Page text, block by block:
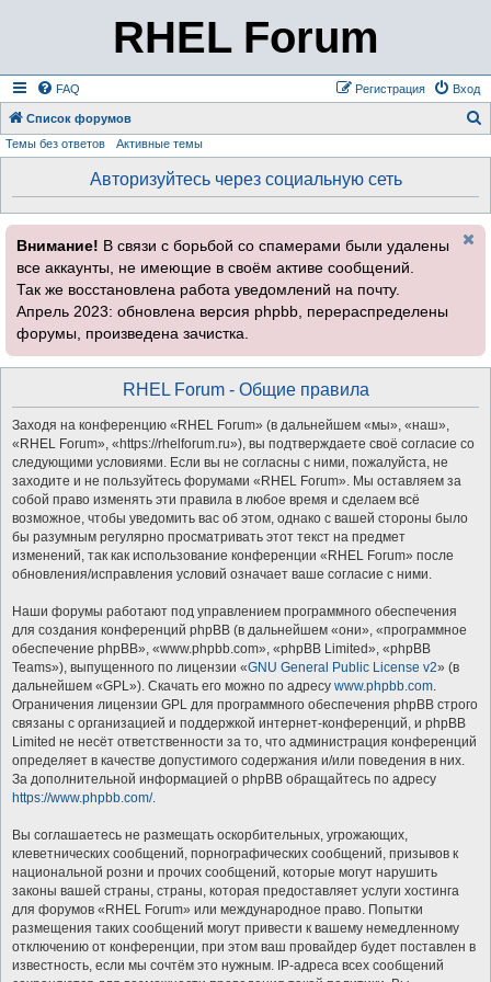
RHEL Forum
FAQ Вход
Регистрация
Список форумов
Темы без ответов Активные темы
Авторизуйтесь через социальную сеть
Внимание! В связи с борьбой со спамерами были удалены
все аккаунты, не имеющие в своём активе сообщений.
Так же восстановлена работа уведомлений на почту.
Апрель 2023: обновлена версия phpbb, перераспределены
форумы, произведена зачистка.
RHEL Forum - Общие правила
Заходя на конференцию «RHEL Forum» (в дальнейшем «мы», «наш»,
«RHEL Forum», «https://rhelforum.ru»), вы подтверждаете своё согласие со
следующими условиями. Если вы не согласны с ними, пожалуйста, не
заходите и не пользуйтесь форумами «RHEL Forum». Мы оставляем за
собой право изменять эти правила в любое время и сделаем всё
возможное, чтобы уведомить вас об этом, однако с вашей стороны было
бы разумным регулярно просматривать этот текст на предмет
изменений, так как использование конференции «RHEL Forum» после
обновления/исправления условий означает ваше согласие с ними.
Наши форумы работают под управлением программного обеспечения
для создания конференций phpBB (в дальнейшем «они», «программное
обеспечение phpBB», «www.phpbb.com», «phpBB Limited», «phpBB
Teams»), выпущенного по лицензии «GNU General Public License v2» (в
дальнейшем «GPL»). Скачать его можно по адресу www.phpbb.com.
Ограничения лицензии GPL для программного обеспечения phpBB строго
связаны с организацией и поддержкой интернет-конференций, и phpBB
Limited не несёт ответственности за то, что администрация конференций
определяет в качестве допустимого содержания и/или поведения в них.
За дополнительной информацией о phpBB обращайтесь по адресу
https://www.phpbb.com/.
Вы соглашаетесь не размещать оскорбительных, угрожающих,
клеветнических сообщений, порнографических сообщений, призывов к
национальной розни и прочих сообщений, которые могут нарушить
законы вашей страны, страны, которая предоставляет услуги хостинга
для форумов «RHEL Forum» или международное право. Попытки
размещения таких сообщений могут привести к вашему немедленному
отключению от конференции, при этом ваш провайдер будет поставлен в
известность, если мы сочтём это нужным. IP-адреса всех сообщений